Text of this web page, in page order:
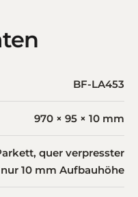
BF-LA453
970 × 95 × 10 mm
quer verpresster
10 mm Aufbauhöhe